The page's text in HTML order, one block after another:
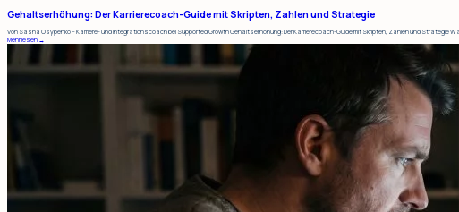
Gehaltserhöhung: Der Karrierecoach-Guide mit Skripten, Zahlen und Strategie
Von Sasha Osypenko – Karriere- und Integrationscoach bei Supported Growth Gehaltserhöhung: Der Karrierecoach-Guide mit Skripten, Zahlen und Strategie
Mehr lesen →